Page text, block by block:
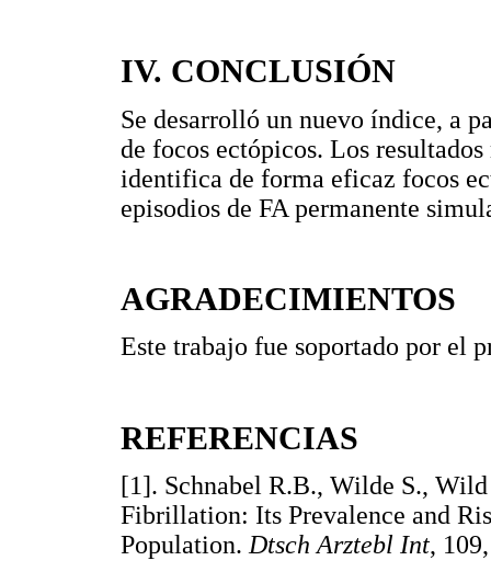
IV. CONCLUSIÓN
Se desarrolló un nuevo índice, a
de focos ectópicos. Los
identifica de forma eficaz focos
episodios de FA permanente
AGRADECIMIENTOS
Este trabajo fue soportado por el
REFERENCIAS
[1]. Schnabel R.B., Wilde S.,
Fibrillation: Its Prevalence and
Population.Dtsch Arztebl Int,